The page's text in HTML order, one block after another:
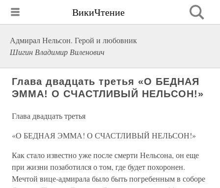
ВикиЧтение
Адмирал Нельсон. Герой и любовник
Шигин Владимир Виленович
Глава двадцать третья «О БЕДНАЯ
ЭММА! О СЧАСТЛИВЫЙ НЕЛЬСОН!»
Глава двадцать третья
«О БЕДНАЯ ЭММА! О СЧАСТЛИВЫЙ НЕЛЬСОН!»
Как стало известно уже после смерти Нельсона, он еще
при жизни позаботился о том, где будет похоронен.
Мечтой вице-адмирала было быть погребенным в соборе